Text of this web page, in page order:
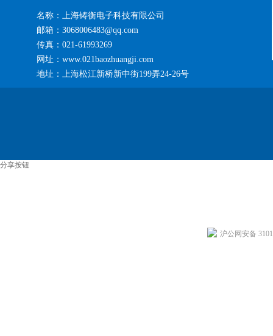
名称：上海铸衡电子科技有限公司
邮箱：3068006483@qq.com
传真：021-61993269
网址：www.021baozhuangji.com
地址：上海松江新桥新中街199弄24-26号
分享按钮
沪公网安备